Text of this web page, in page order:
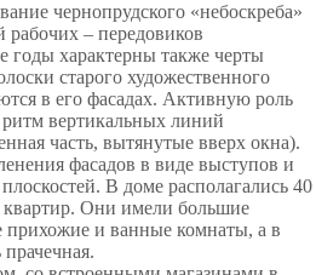
чернопрудского «небоскреба»
рабочих – передовиков
годы характерны также черты
старого художественного
в его фасадах. Активную роль
вертикальных линий
часть, вытянутые вверх окна).
фасадов в виде выступов и
В доме располагались 40
Они имели большие
и ванные комнаты, а в